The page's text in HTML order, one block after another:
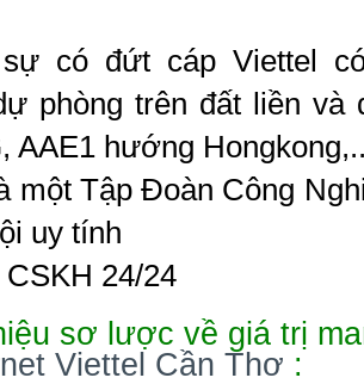
có đứt cáp Viettel
phòng trên đất liền và
AAE1 hướng
một Tập Đoàn Công
uy tính
24/24
sơ lược về giá trị
Viettel Cần Thơ :